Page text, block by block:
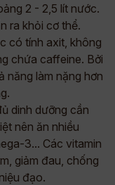
2 - 2,5 lít nước.
ra khỏi cơ thể.
có tính axit, không
chứa caffeine. Bởi
năng làm nặng hơn
dinh dưỡng cần
nên ăn nhiều
3... Các vitamin
giảm đau, chống
đạo.